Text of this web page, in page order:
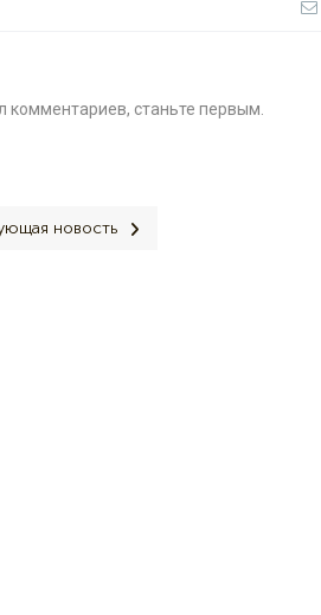
комментариев, станьте первым.
новость